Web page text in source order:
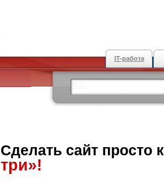
IT-работа
Сделать сайт просто
три»!